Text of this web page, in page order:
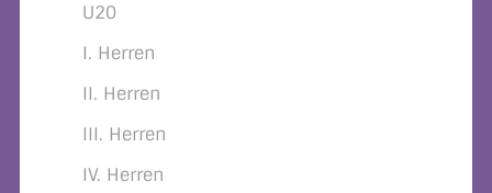
U20
I. Herren
II. Herren
III. Herren
IV. Herren